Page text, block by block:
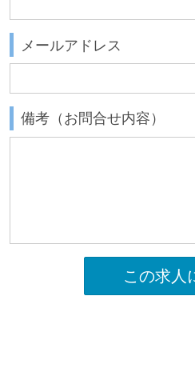
メールアドレス
備考（お問合せ内容）
この求人